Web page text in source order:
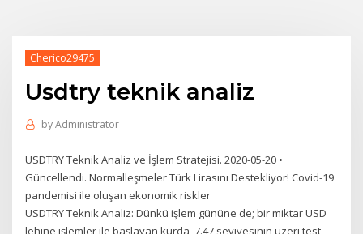
Cherico29475
Usdtry teknik analiz
byAdministrator
USDTRY Teknik Analiz ve İşlem Stratejisi. 2020-05-20 •
Güncellendi. Normalleşmeler Türk Lirasını Destekliyor! Covid-19
pandemisi ile oluşan ekonomik riskler
USDTRY Teknik Analiz: Dünkü işlem gününe de; bir miktar USD
lehine işlemler ile başlayan kurda, 7.47 seviyesinin üzeri test